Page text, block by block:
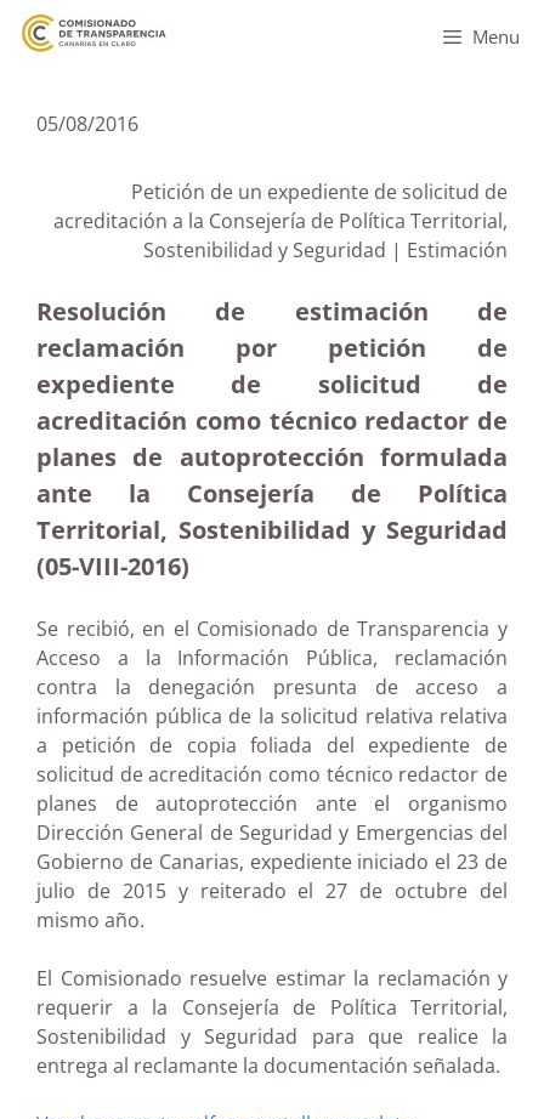
Menu
05/08/2016
Petición de un expediente de solicitud de
acreditación a la Consejería de Política Territorial,
Sostenibilidad y Seguridad | Estimación
Resolución de estimación de
reclamación por petición de
expediente de solicitud de
acreditación como técnico redactor de
planes de autoprotección formulada
ante la Consejería de Política
Territorial, Sostenibilidad y Seguridad
(05-VIII-2016)
Se recibió, en el Comisionado de Transparencia y
Acceso a la Información Pública, reclamación
contra la denegación presunta de acceso a
información pública de la solicitud relativa relativa
a petición de copia foliada del expediente de
solicitud de acreditación como técnico redactor de
planes de autoprotección ante el organismo
Dirección General de Seguridad y Emergencias del
Gobierno de Canarias, expediente iniciado el 23 de
julio de 2015 y reiterado el 27 de octubre del
mismo año.
El Comisionado resuelve estimar la reclamación y
requerir a la Consejería de Política Territorial,
Sostenibilidad y Seguridad para que realice la
entrega al reclamante la documentación señalada.